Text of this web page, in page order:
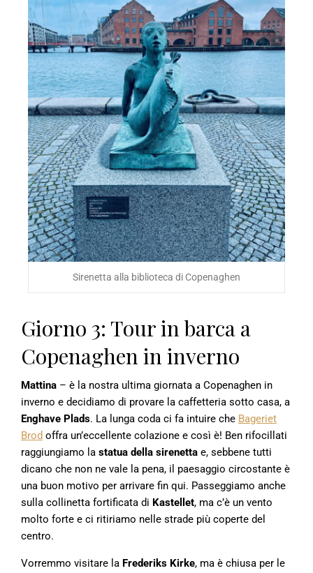
Sirenetta alla biblioteca di Copenaghen
Giorno 3: Tour in barca a
Copenaghen in inverno
Mattina – è la nostra ultima giornata a Copenaghen in
inverno e decidiamo di provare la caffetteria sotto casa, a
Enghave Plads. La lunga coda ci fa intuire che Bageriet
Brod offra un’eccellente colazione e così è! Ben rifocillati
raggiungiamo la statua della sirenetta e, sebbene tutti
dicano che non ne vale la pena, il paesaggio circostante è
una buon motivo per arrivare fin qui. Passeggiamo anche
sulla collinetta fortificata di Kastellet, ma c’è un vento
molto forte e ci ritiriamo nelle strade più coperte del
centro.
Vorremmo visitare la Frederiks Kirke, ma è chiusa per le